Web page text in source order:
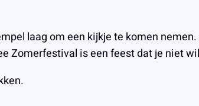
laag om een kijkje te komen
Zomerfestival is een feest dat je niet